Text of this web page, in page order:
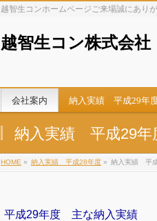
越智生コンホームページご来場誠にあり
越智生コン株式会社
会社案内 納入実績 平成29年
納入実績 平成29年
HOME » 納入実績 平成28年度 » 納入実績 平
平成29年度 主な納入実績